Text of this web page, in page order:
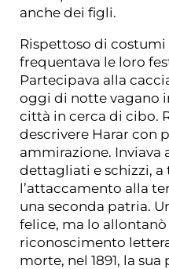
anche dei figli.
Rispettoso di costumi
frequentava le loro
Partecipava alla
oggi di notte vagano
città in cerca di cibo.
descrivere Harar con
ammirazione. Inviava
dettagliati e schizzi,
l’attaccamento alla
una seconda patria.
felice, ma lo
riconoscimento
morte, nel 1891, la